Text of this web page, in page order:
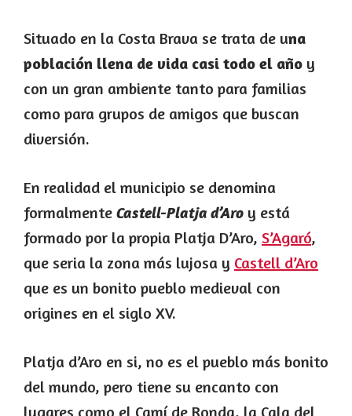
Situado en la Costa Brava se trata de una
población llena de vida casi todo el año y
con un gran ambiente tanto para familias
como para grupos de amigos que buscan
diversión.
En realidad el municipio se denomina
formalmente Castell-Platja d’Aro y está
formado por la propia Platja D’Aro, S’Agaró,
que seria la zona más lujosa y Castell d’Aro
que es un bonito pueblo medieval con
origines en el siglo XV.
Platja d’Aro en si, no es el pueblo más bonito
del mundo, pero tiene su encanto con
lugares como el Camí de Ronda, la Cala del